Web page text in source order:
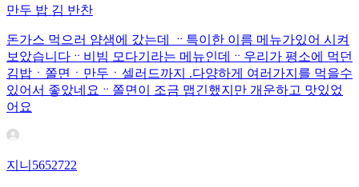
만두 밥 김 반찬
돈가스 먹으러 얌샘에 갔는데 ᆢ특이한 이름 메뉴가있어 시켜
보았습니다ᆢ비빔 모다기라는 메뉴인데ᆢ우리가 평소에 먹던
김밥ㆍ쫄면ㆍ만두ㆍ셀러드까지 .다양하게 여러가지를 먹을수
있어서 좋았네요ᆢ쫄면이 조금 맵긴했지만 개운하고 맛있었
어요
지니5652722